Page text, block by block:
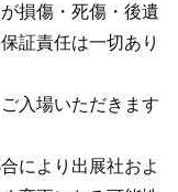
損傷・死傷・後遺
証責任は一切あり
入場いただきます
により出展社およ